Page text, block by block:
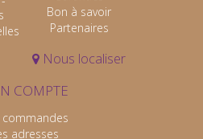
Bon à savoir
Partenaires
Nous localiser
COMPTE
commandes
adresses